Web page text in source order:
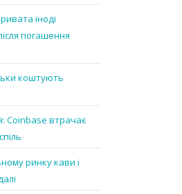
іноді
погашення
коштують
Coinbase втрачає
ринку кави і